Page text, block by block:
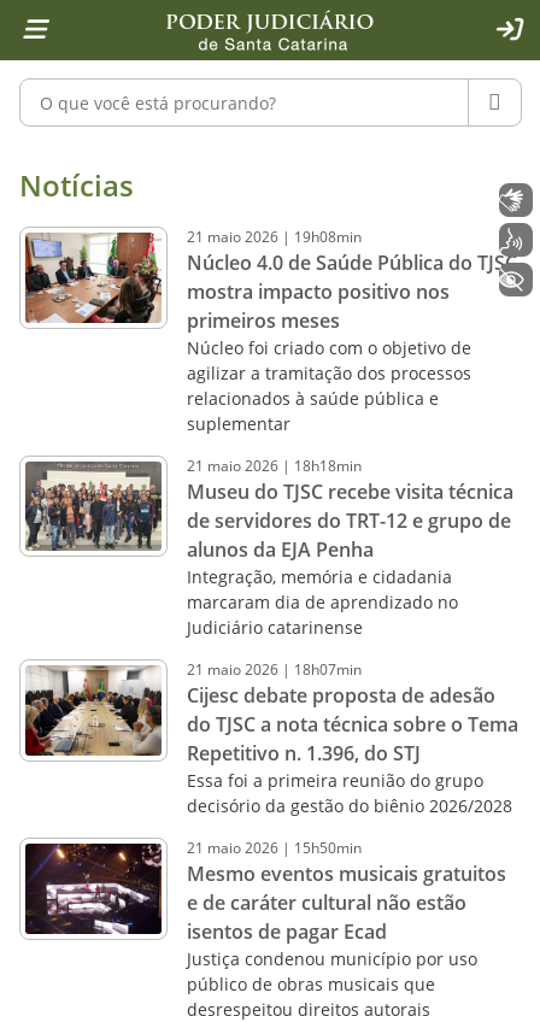
1 Ir para o conteúdo
2 Ir para a ferramenta de acessibilidade - Rybená
4 Ir para o menu principal
5 Ir para a pesquisa
6 Ir para o rodapé
7 Ir para a página inicial
Pesquisar no portal
Notícias - Imprensa - Poder
Notícias
21 maio2026 | 19h08min
Núcleo 4.0 de Saúde Pública do TJSC
mostra impacto positivo nos
primeiros meses
Núcleo foi criado com o objetivo de
agilizar a tramitação dos processos
relacionados à saúde pública e
suplementar
21 maio2026 | 18h18min
Museu do TJSC recebe visita técnica
de servidores do TRT-12 e grupo de
alunos da EJA Penha
Integração, memória e cidadania
marcaram dia de aprendizado no
Judiciário catarinense
21 maio2026 | 18h07min
Cijesc debate proposta de adesão
do TJSC a nota técnica sobre o Tema
Repetitivo n. 1.396, do STJ
Essa foi a primeira reunião do grupo
decisório da gestão do biênio 2026/2028
21 maio2026 | 15h50min
Mesmo eventos musicais gratuitos
e de caráter cultural não estão
isentos de pagar Ecad
Justiça condenou município por uso
público de obras musicais que
desrespeitou direitos autorais
+ Acessibilidade